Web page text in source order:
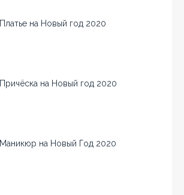
Платье на Новый год 2020
Причёска на Новый год 2020
Маникюр на Новый Год 2020